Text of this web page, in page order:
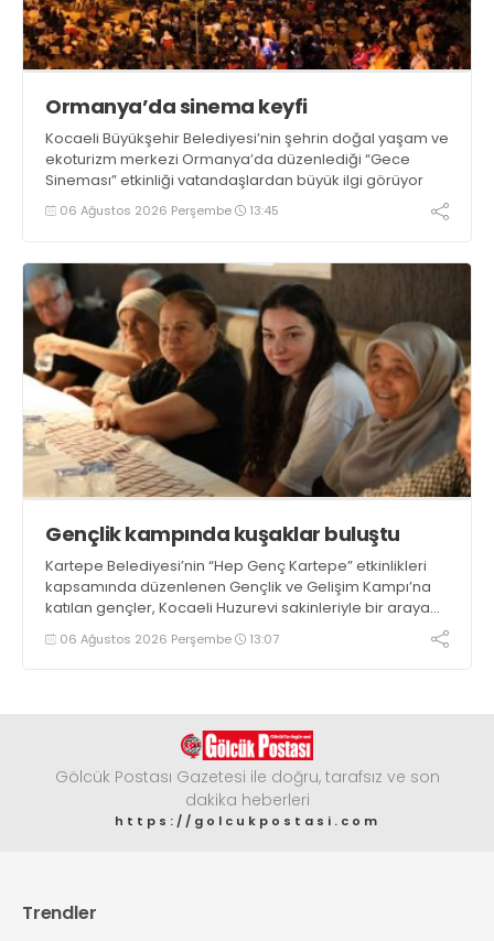
Ormanya’da sinema keyfi
Kocaeli Büyükşehir Belediyesi’nin şehrin doğal yaşam ve
ekoturizm merkezi Ormanya’da düzenlediği “Gece
Sineması” etkinliği vatandaşlardan büyük ilgi görüyor
06 Ağustos 2026 Perşembe 13:45
Gençlik kampında kuşaklar buluştu
Kartepe Belediyesi’nin “Hep Genç Kartepe” etkinlikleri
kapsamında düzenlenen Gençlik ve Gelişim Kampı’na
katılan gençler, Kocaeli Huzurevi sakinleriyle bir araya
geldi06 Ağustos 2026 Perşembe 13:07
Gölcük Postası Gazetesi ile doğru, tarafsız ve son
dakika heberleri
https://golcukpostasi.com
Trendler